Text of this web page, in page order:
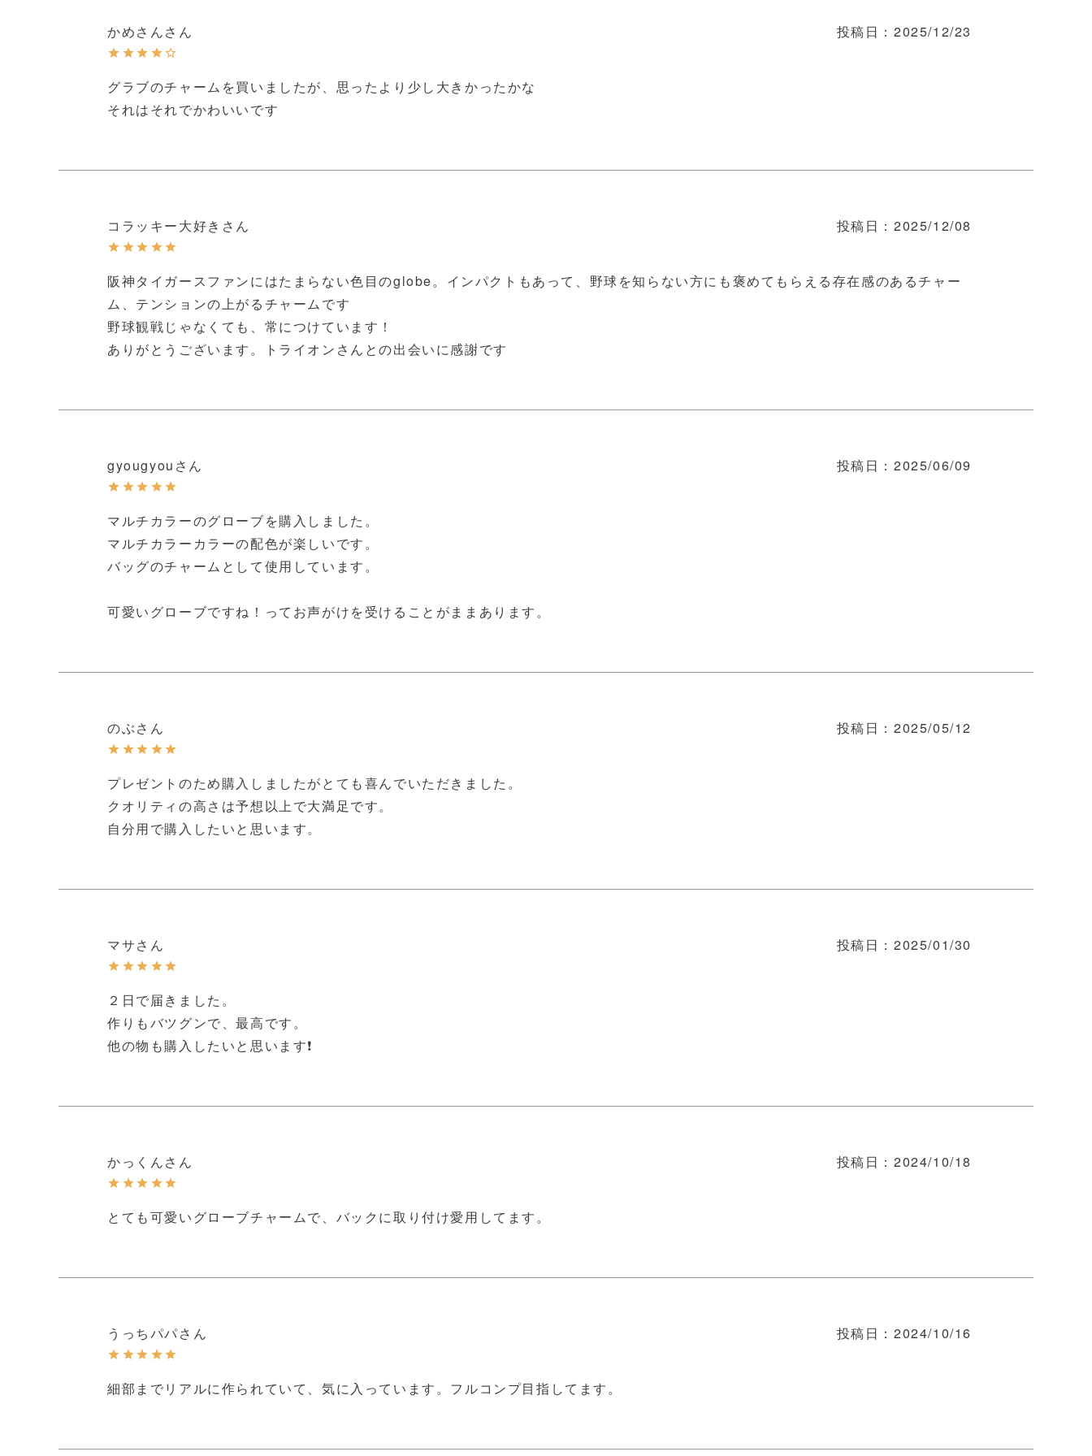
かめさん 投稿日 2025/12/23
グラブのチャームを買いましたが、思ったより少し大きかったかな
それはそれでかわいいです
コラッキー大好き 投稿日 2025/12/08
阪神タイガースファンにはたまらない色目のglobe。インパクトもあって、野球を知らない方にも褒めてもらえる存在感のあるチャー
ム、テンションの上がるチャームです
野球観戦じゃなくても、常につけています！
ありがとうございます。トライオンさんとの出会いに感謝です
gyougyou 投稿日 2025/06/09
マルチカラーのグローブを購入しました。
マルチカラーカラーの配色が楽しいです。
バッグのチャームとして使用しています。
可愛いグローブですね！ってお声がけを受けることがままあります。
のぶ 投稿日 2025/05/12
プレゼントのため購入しましたがとても喜んでいただきました。
クオリティの高さは予想以上で大満足です。
自分用で購入したいと思います。
マサ 投稿日 2025/01/30
２日で届きました。
作りもバツグンで、最高です。
他の物も購入したいと思います❗
かっくん 投稿日 2024/10/18
とても可愛いグローブチャームで、バックに取り付け愛用してます。
うっちパパ 投稿日 2024/10/16
細部までリアルに作られていて、気に入っています。フルコンプ目指してます。